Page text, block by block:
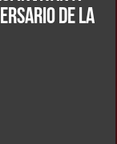
DE LA